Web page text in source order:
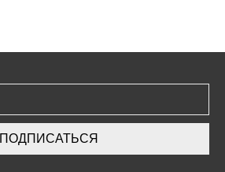
ПОДПИСАТЬСЯ